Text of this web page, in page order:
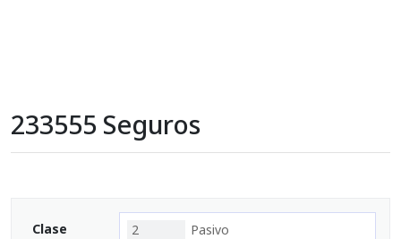
233555 Seguros
Clase 2 Pasivo